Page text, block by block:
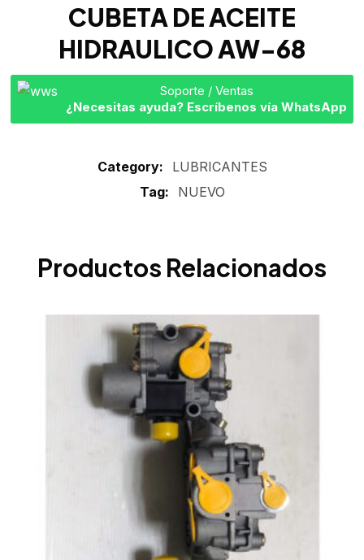
CUBETA DE ACEITE
HIDRAULICO AW-68
Soporte / Ventas
¿Necesitas ayuda? Escríbenos vía WhatsApp
Category:
LUBRICANTES
Tag:
NUEVO
Productos Relacionados